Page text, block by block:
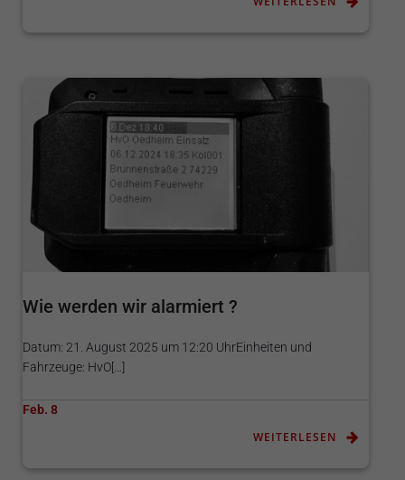
Wie werden wir alarmiert ?
Datum: 21. August 2025 um 12:20 UhrEinheiten und
Fahrzeuge: HvO[…]
Feb. 8
WEITERLESEN